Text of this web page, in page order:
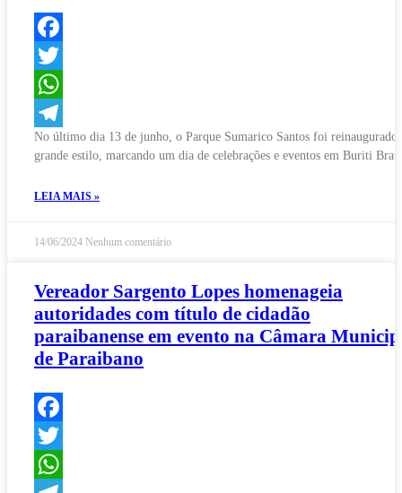
Facebook
Twitter
WhatsApp
Telegram
No último dia 13 de junho, o Parque Sumarico Santos foi reinaugurado
grande estilo, marcando um dia de celebrações e eventos em Buriti
LEIA MAIS »
14/06/2024 Nenhum comentário
Vereador Sargento Lopes homenageia
autoridades com título de cidadão
paraibanense em evento na Câmara
de Paraibano
Facebook
Twitter